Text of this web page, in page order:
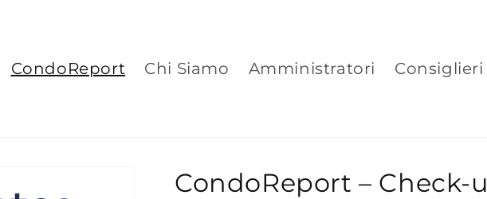
CondoReport Chi Siamo Amministratori Consiglieri
CondoReport – Check-